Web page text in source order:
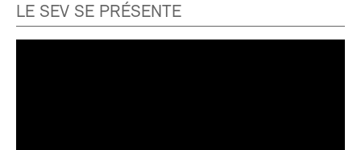
LE SEV SE PRÉSENTE